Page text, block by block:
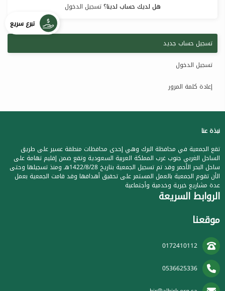
هل لديك حساب لدينا؟تسجيل الدخول
تسجيل حساب جديد
تسجيل الدخول
إعادة كلمة المرور
نبذة عنا
تقع الجمعية في محافظة البرك وهي إحدى محافظات منطقة عسير على طريق
الساحل الغربي جنوب غرب المملكة العربية السعودية وتقع ضمن إقليم تهامة على
ساحل البحر الأحمر وقد تم تسجيل الجمعية بتاريخ 1422/8/28هـ ومنذ تسجيلها وحتى
الأن تقوم الجمعية بالعمل المستمر على تحقيق أهدافها وقد قامت الجمعية بعمل
عدة مشاريع خيرية وخدمية وأجتماعية
الروابط السريعة
موقعنا
0172410112
0536625336
تبرع سريع